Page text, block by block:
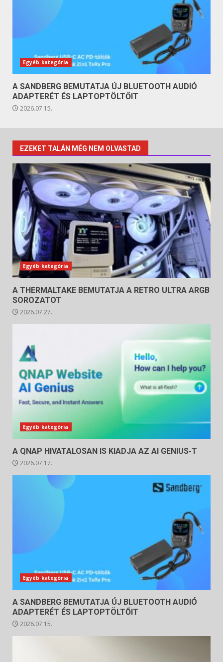
Egyéb kategória
A SANDBERG BEMUTATJA ÚJ BLUETOOTH AUDIÓ
ADAPTERÉT ÉS LAPTOPTÖLTŐIT
2026.07.15.
EZEKET TALÁN MÉG NEM OLVASTAD
Egyéb kategória
A THERMALTAKE BEMUTATJA A RETRO ULTRA ARGB
SOROZATOT
2026.07.27.
Egyéb kategória
A QNAP HIVATALOSAN IS KIADJA AZ AI GENIUS-T
2026.07.17.
Egyéb kategória
A SANDBERG BEMUTATJA ÚJ BLUETOOTH AUDIÓ
ADAPTERÉT ÉS LAPTOPTÖLTŐIT
2026.07.15.